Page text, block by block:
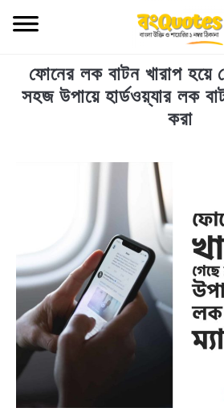
TECHNOLOGY
BENGALI WISHES
QUOTES & CAPTIONS
NEWS
BENGALI LYRICS
ফোনের লক বাটন খারাপ হয়ে
সহজ উপায়ে হার্ডওয়্যার লক
করা